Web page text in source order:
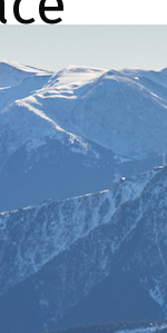
a la
ISMF
Bonnet i Emily
a la